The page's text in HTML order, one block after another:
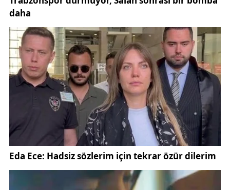
özellikle yoğun kar erimeleriyle birlikte su girişlerinin
Türkiye genelindeki baraj yönetimi ve su
politikalarına ilişkin bilgiler iseDevlet Su İşleri Genel
Müdürlüğüüzerinden takip edilebiliyor.
Sivas’ın içme suyu ihtiyacının önemli bölümünü
karşılayan 4 Eylül Barajı’nda geçen yıl yaşanan
kuraklık endişesi bu yıl yerini rahatlamaya bıraktı.
2025 yılında su seviyesi yüzde 5,11 seviyelerine
kadar gerileyen barajda, bu yıl yapılan ölçümlerde
doluluk oranının yüzde 58,46’ya yükseldiği